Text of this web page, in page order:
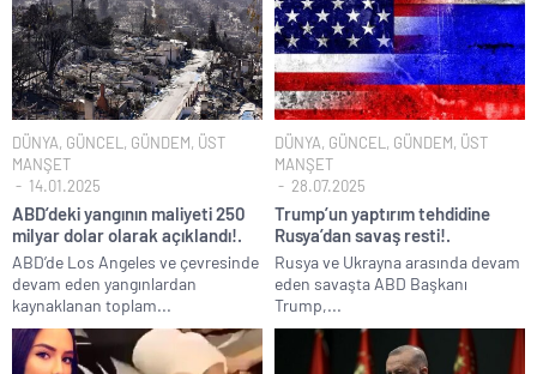
DÜNYA, GÜNCEL , GÜNDEM, ÜST
MANŞET
14.01.2025
ABD’deki yangının maliyeti 250
milyar dolar olarak açıklandı!.
ABD’de Los Angeles ve çevresinde
devam eden yangınlardan
kaynaklanan toplam...
DÜNYA, GÜNCEL , GÜNDEM, ÜST
MANŞET
28.07.2025
Trump’un yaptırım tehdidine
Rusya’dan savaş resti!.
Rusya ve Ukrayna arasında devam
eden savaşta ABD Başkanı
Trump,...